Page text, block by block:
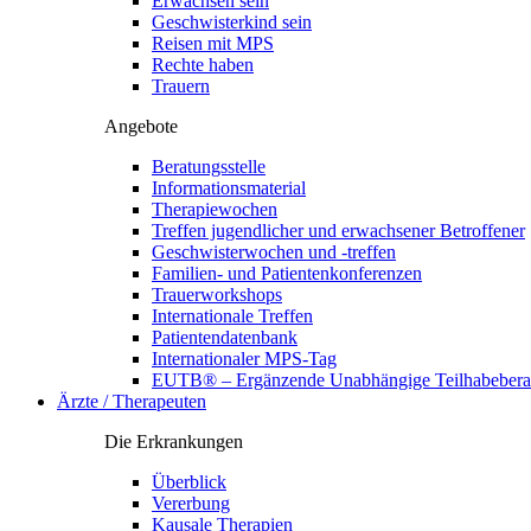
Geschwisterkind sein
Reisen mit MPS
Rechte haben
Trauern
Angebote
Beratungsstelle
Informationsmaterial
Therapiewochen
Treffen jugendlicher und erwachsener Betroffener
Geschwisterwochen und -treffen
Familien- und Patientenkonferenzen
Trauerworkshops
Internationale Treffen
Patientendatenbank
Internationaler MPS-Tag
EUTB® – Ergänzende Unabhängige
Ärzte / Therapeuten
Die Erkrankungen
Überblick
Vererbung
Kausale Therapien